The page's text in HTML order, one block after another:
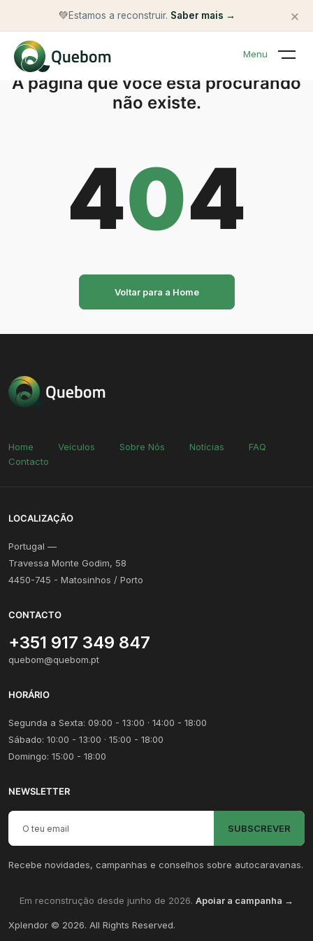
💚Estamos a reconstruir. Saber mais → ×
Menu
A página que você está procurando
não existe.
404
Voltar para a Home
Home Veículos Sobre Nós Notícias
FAQ
Contacto
LOCALIZAÇÃO
Portugal —
Travessa Monte Godim, 58
4450-745 - Matosinhos / Porto
CONTACTO
+351 917 349 847
quebom@quebom.pt
HORÁRIO
Segunda a Sexta: 09:00 - 13:00 · 14:00 - 18:00
Sábado: 10:00 - 13:00 · 15:00 - 18:00
Domingo: 15:00 - 18:00
NEWSLETTER
Email para newsletter
SUBSCREVER
Recebe novidades, campanhas e conselhos sobre autocaravanas.
Em reconstrução desde junho de 2026. Apoiar a campanha →
Xplendor © 2026. All Rights Reserved.